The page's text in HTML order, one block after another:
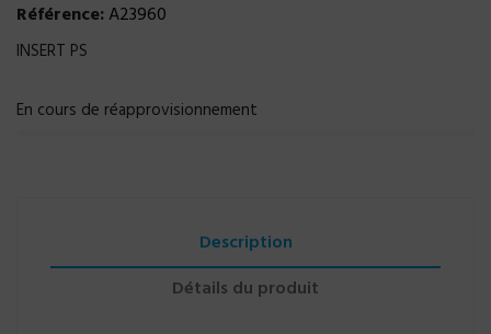
Référence:A23960
INSERT PS
En cours de réapprovisionnement
Description
Détails du produit